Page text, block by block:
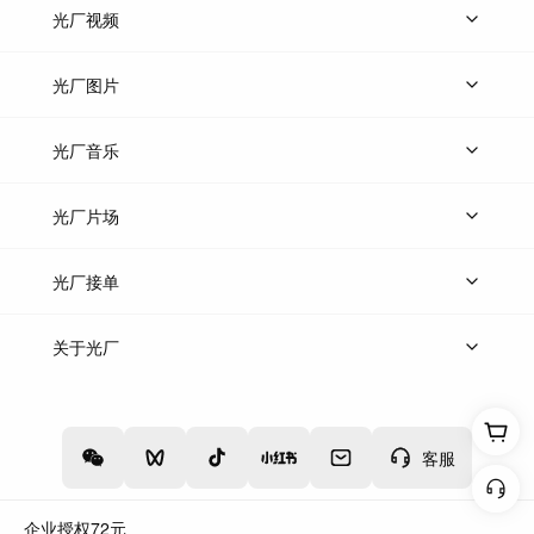
企业授权72元
客服
光厂视频
上传视频
光厂图片
上传图片
光厂音乐
热门音乐
光厂片场
上传案例
光厂接单
上架服务
关于光厂